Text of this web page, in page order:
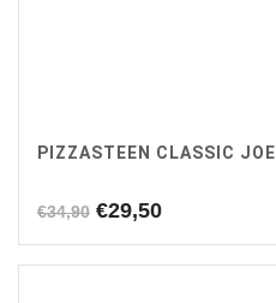
PIZZASTEEN CLASSIC JOE
€34,90 Oorspronkelijke
was:
€29,50Huidige
is: